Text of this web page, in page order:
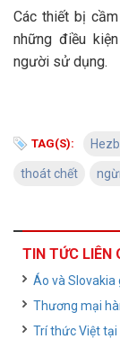
Các thiết bị
những điều
người sử dụng.
TAG(S):
thoát chết
TIN TỨC LIÊN
Áo và
Thương mại
Trí thức Việt